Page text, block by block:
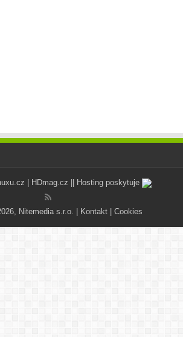
HDmag.cz || Hosting poskytuje
Nitemedia s.r.o. | Kontakt Cookies